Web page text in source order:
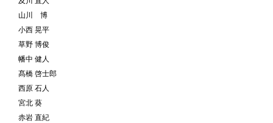
山川 博
小西 晃平
草野 博俊
幡中 健人
髙橋 啓士郎
西原 石人
宮北 葵
赤岩 直紀